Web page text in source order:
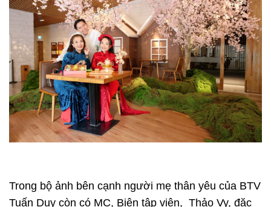
Trong bộ ảnh bên cạnh người mẹ thân yêu của BTV
Tuấn Duy còn có MC, Biên tập viên, Thảo Vy, đặc